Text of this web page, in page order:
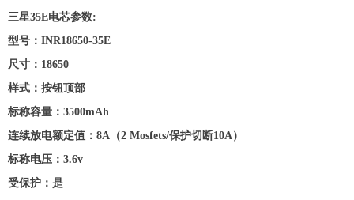
三星35E电芯参数:
型号：INR18650-35E
尺寸：18650
样式：按钮顶部
标称容量：3500mAh
连续放电额定值：8A（2 Mosfets/保护切断10A）
标称电压：3.6v
受保护：是